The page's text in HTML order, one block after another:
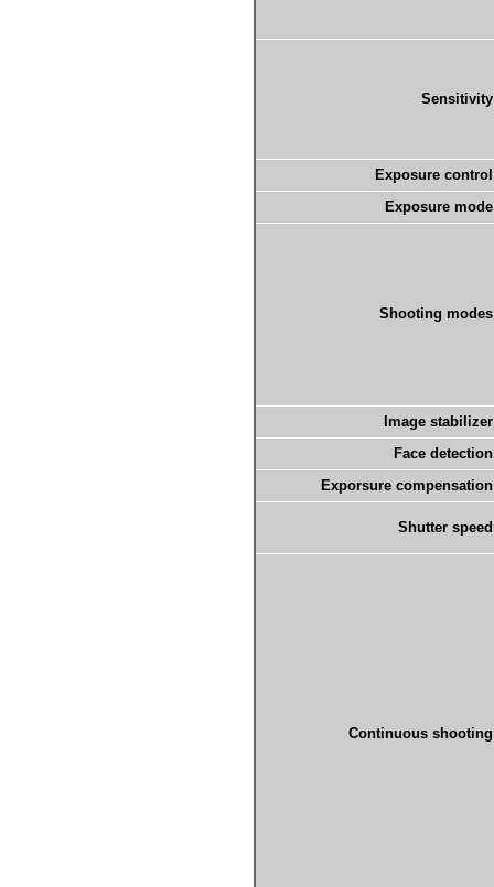
Sensitivity
Exposure control
Exposure mode
Shooting modes
Image stabilizer
Face detection
Exporsure compensation
Shutter speed
Continuous shooting